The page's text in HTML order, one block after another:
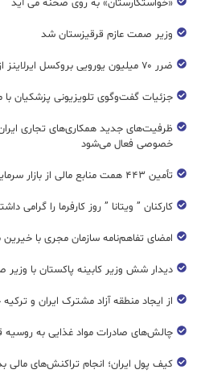
وزیر صمت عازم قرقیزستان شد
ضرر ۷۰ میلیون یورویی بروکسل ایرلاینز از جنگ علیه ایران
جزئیات گفت‌وگوی تلویزیونی پزشکیان با
ظرفیت‌های جدید همکاری‌های تجاری
خصوصی فعال می‌شود
تأمین ۴۴۳ همت منابع مالی از بازار سرمایه در چهار ماه
کارکنان ” ویتانا ” روز کارفرما را گرامی
امضای تفاهم‌نامه سازمان مجری با خیرین
دیدار شش وزیر کابینه پاکستان با وزير
از ایجاد منطقه آزاد مشترک ایران و
چالش‌های صادرات مواد غذایی به
کیف پول ایران؛ انجام تراکنش‌های مالی